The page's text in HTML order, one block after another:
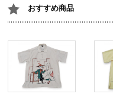
おすすめ商品